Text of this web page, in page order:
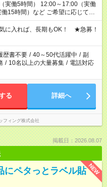
働5時間） 12:00～17:00（実働
ど ご希望に応じて、
気軽に担当へ相談ください！
に入れば、長期もOK！ ★急募！
歴書不要 / 40～50代活躍中 / 副
/ 10名以上の大量募集 / 電話対応
る 詳細へ
フィング株式会社
掲載日：2026.08.07
NEW
にペタっとラベル貼